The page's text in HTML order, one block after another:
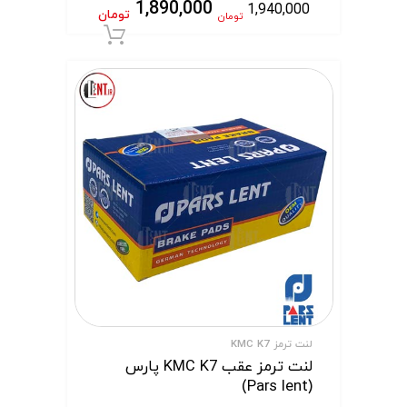
1,940,000 تومان 1,890,000 تومان
لنت ترمز KMC K7
لنت ترمز عقب KMC K7 پارس
(Pars lent)